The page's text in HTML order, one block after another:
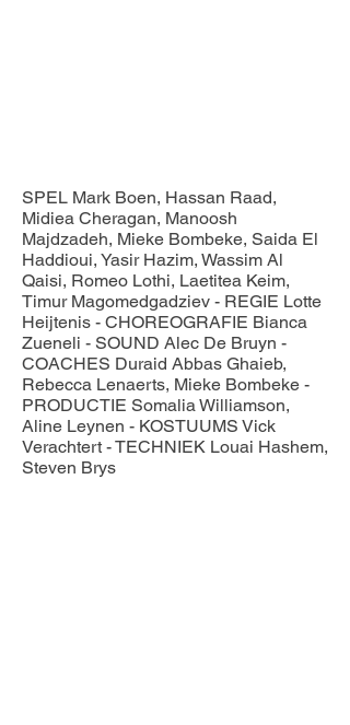
SPEL Mark Boen, Hassan Raad,
Midiea Cheragan, Manoosh
Majdzadeh, Mieke Bombeke, Saida El
Haddioui, Yasir Hazim, Wassim Al
Qaisi, Romeo Lothi, Laetitea Keim,
Timur Magomedgadziev - REGIE Lotte
Heijtenis - CHOREOGRAFIE Bianca
Zueneli - SOUND Alec De Bruyn -
COACHES Duraid Abbas Ghaieb,
Rebecca Lenaerts, Mieke Bombeke -
PRODUCTIE Somalia Williamson,
Aline Leynen - KOSTUUMS Vick
Verachtert - TECHNIEK Louai Hashem,
Steven Brys